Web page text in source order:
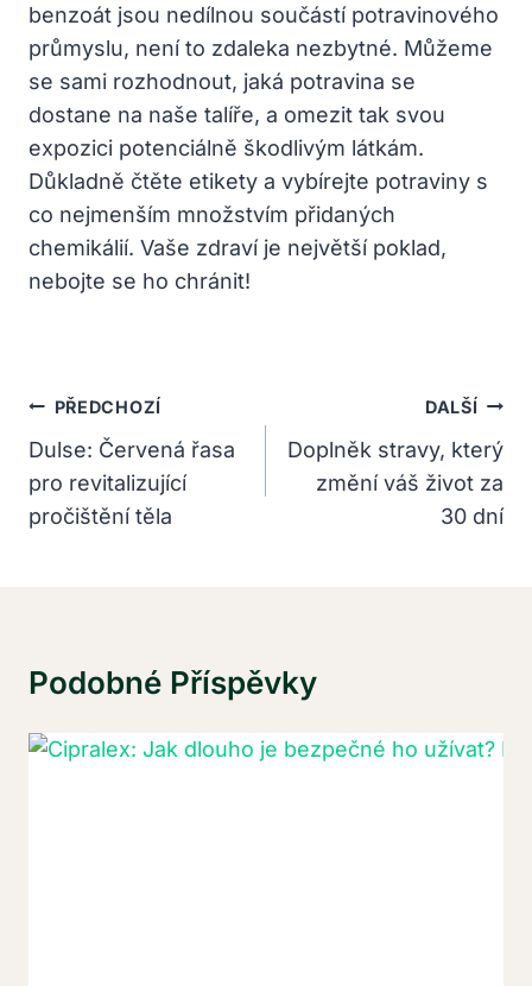
benzoát jsou nedílnou součástí potravinového
průmyslu, není to zdaleka nezbytné. Můžeme
se sami rozhodnout, jaká potravina se
dostane na naše talíře, a omezit tak svou
expozici potenciálně škodlivým látkám.
Důkladně čtěte etikety a vybírejte potraviny s
co nejmenším množstvím přidaných
chemikálií. Vaše zdraví je největší poklad,
nebojte se ho chránit!
Navigace
Pro
Příspěvek
PŘEDCHOZÍ
Dulse: Červená řasa
pro revitalizující
pročištění těla
DALŠÍ
Doplněk stravy, který
změní váš život za
30 dní
Podobné Příspěvky